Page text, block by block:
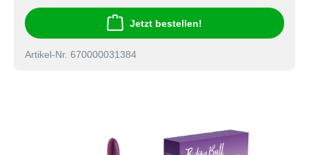
Jetzt bestellen!
Artikel-Nr. 670000031384